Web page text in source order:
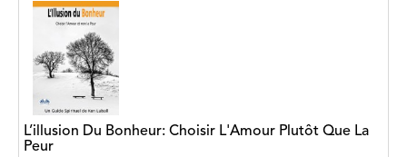
A. Ramakrishnan
A. V. Chaudhari
A.A. Milne, Jieting Chen
A.C. Meyer
L’illusion Du Bonheur: Choisir L'Amour Plutôt Que La
Peur